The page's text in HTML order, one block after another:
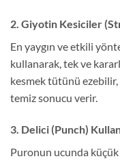
2. Giyotin Kesiciler
En yaygın ve etkili
kullanarak, tek ve
kesmek tütünü ezebilir,
temiz sonucu verir.
3. Delici (Punch)
Puronun ucunda